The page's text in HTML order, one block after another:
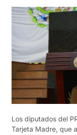
Los diputados del
Tarjeta Madre, que